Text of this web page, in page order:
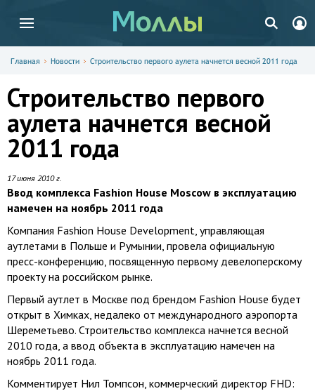
Главная Новости Строительство первого аулета начнется весной 2011 года
Строительство первого
аулета начнется весной
2011 года
17 июня 2010 г.
Ввод комплекса Fashion House Moscow в эксплуатацию
намечен на ноябрь 2011 года
Компания Fashion House Development, управляющая
аутлетами в Польше и Румынии, провела официальную
пресс-конференцию, посвященную первому девелоперскому
проекту на российском рынке.
Первый аутлет в Москве под брендом Fashion House будет
открыт в Химках, недалеко от международного аэропорта
Шереметьево. Строительство комплекса начнется весной
2010 года, а ввод объекта в эксплуатацию намечен на
ноябрь 2011 года.
Комментирует Нил Томпсон, коммерческий директор FHD: